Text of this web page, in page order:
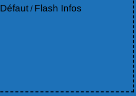
Défaut / Flash Infos